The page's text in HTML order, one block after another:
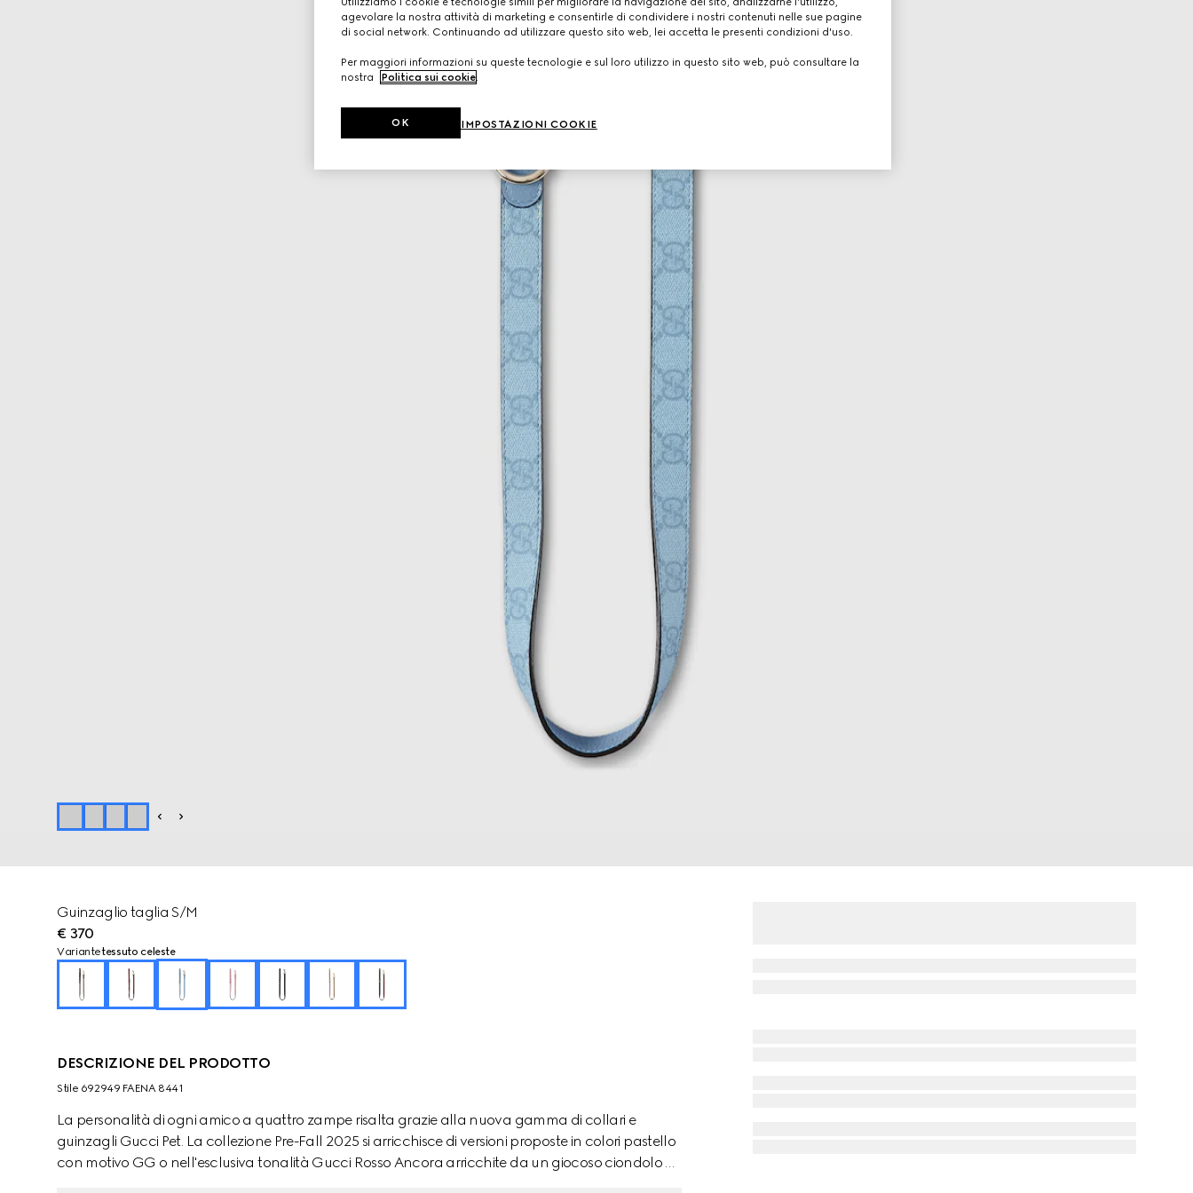
Guinzaglio taglia S/M
€ 370
Variantetessuto celeste
DESCRIZIONE DEL PRODOTTO
Stile ‎692949 FAENA 8441
La personalità di ogni amico a quattro zampe risalta grazie alla nuova gamma di collari e
guinzagli Gucci Pet. La collezione Pre-Fall 2025 si arricchisce di versioni proposte in colori pastello
con motivo GG o nell'esclusiva tonalità Gucci Rosso Ancora arricchite da un giocoso ciondolo a
agevolare la nostra attività di marketing e consentirle di condividere i nostri contenuti nelle sue pagine
di social network. Continuando ad utilizzare questo sito web, lei accetta le presenti condizioni d'uso.
Per maggiori informazioni su queste tecnologie e sul loro utilizzo in questo sito web, può consultare la
nostra
Politica sui cookie.
IMPOSTAZIONI COOKIE
OK